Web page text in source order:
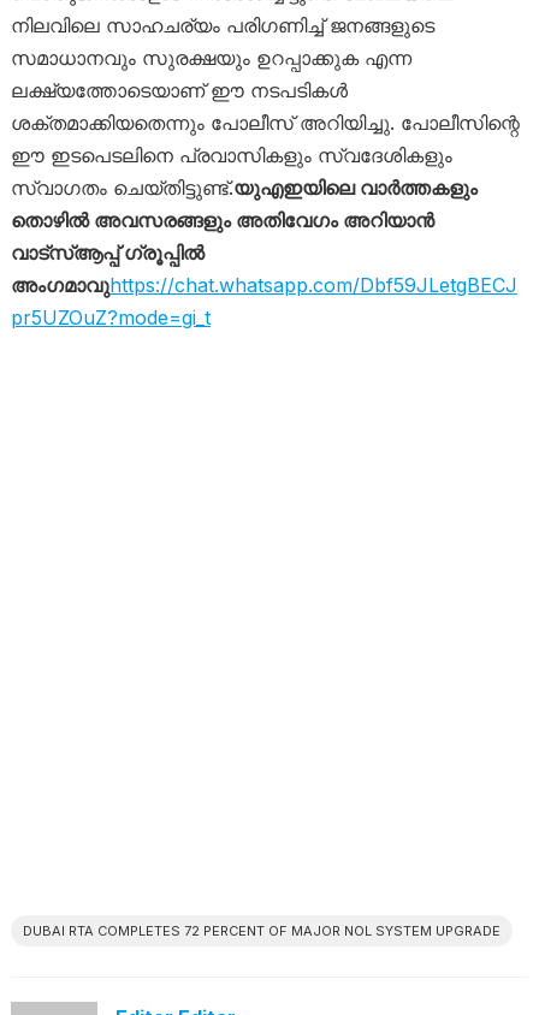
നിലവിലെ സാഹചര്യം പരിഗണിച്ച് ജനങ്ങളുടെ
സമാധാനവും സുരക്ഷയും ഉറപ്പാക്കുക എന്ന
ലക്ഷ്യത്തോടെയാണ് ഈ നടപടികൾ
ശക്തമാക്കിയതെന്നും പോലീസ് അറിയിച്ചു. പോലീസിന്റെ
ഈ ഇടപെടലിനെ പ്രവാസികളും സ്വദേശികളും
സ്വാഗതം ചെയ്തിട്ടുണ്ട്.യുഎഇയിലെ വാർത്തകളും
തൊഴിൽ അവസരങ്ങളും അതിവേഗം അറിയാൻ
വാട്സ്ആപ്പ് ഗ്രൂപ്പിൽ
അംഗമാവുhttps://chat.whatsapp.com/Dbf59JLetgBECJ
pr5UZOuZ?mode=gi_t
DUBAI RTA COMPLETES 72 PERCENT OF MAJOR NOL SYSTEM UPGRADE